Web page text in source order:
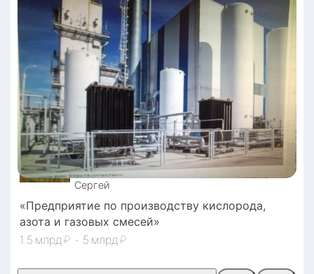
Сергей
«Предприятие по производству кислорода,
азота и газовых смесей»
1.5
₽ - 5 ₽